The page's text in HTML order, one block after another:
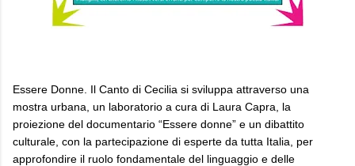
Essere Donne. Il Canto di Cecilia si sviluppa attraverso una
mostra urbana, un laboratorio a cura di Laura Capra, la
proiezione del documentario “Essere donne” e un dibattito
culturale, con la partecipazione di esperte da tutta Italia, per
approfondire il ruolo fondamentale del linguaggio e delle